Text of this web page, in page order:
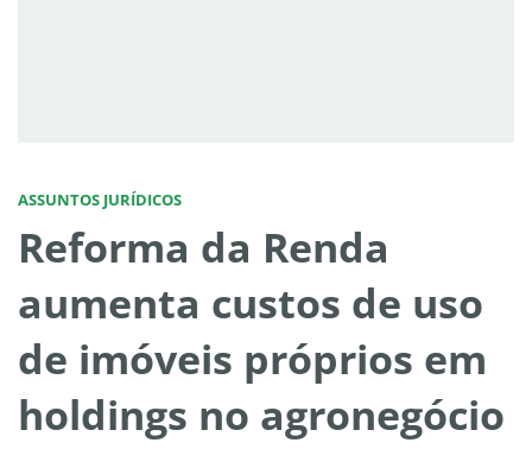
ASSUNTOS JURÍDICOS
Reforma da Renda
aumenta custos de uso
de imóveis próprios em
holdings no agronegócio